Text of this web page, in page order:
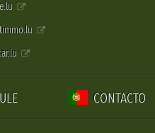
CONTACTO